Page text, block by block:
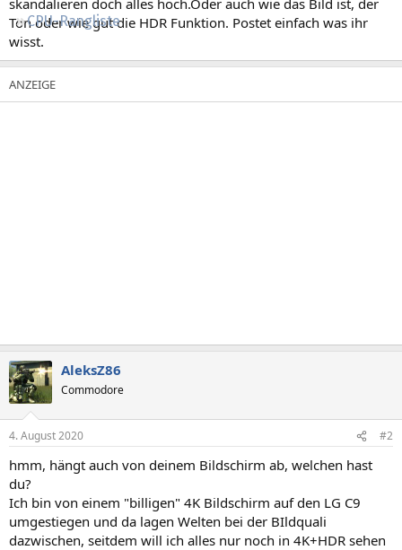
CPU-Rangliste
Ton oder wie gut die HDR Funktion. Postet einfach was ihr
wisst.
AleksZ86
Commodore
4. August 2020 #2
hmm, hängt auch von deinem Bildschirm ab, welchen hast
du?
Ich bin von einem "billigen" 4K Bildschirm auf den LG C9
umgestiegen und da lagen Welten bei der BIldquali
dazwischen, seitdem will ich alles nur noch in 4K+HDR sehen